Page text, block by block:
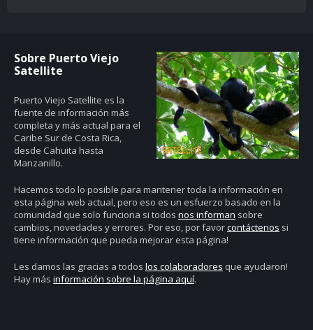
Sobre Puerto Viejo
Satellite
Puerto Viejo Satellite es la
fuente de información más
completa y más actual para el
Caribe Sur de Costa Rica,
desde Cahuita hasta
Manzanillo.
Hacemos todo lo posible para mantener toda la información en
esta página web actual, pero eso es un esfuerzo basado en la
comunidad que solo funciona si todos nos informan sobre
cambios, novedades y errores. Por eso, por favorcontáctenos si
tiene información que pueda mejorar esta página!
Les damos las gracias a todos los colaboradores que ayudaron!
Hay más información sobre la página aquí.